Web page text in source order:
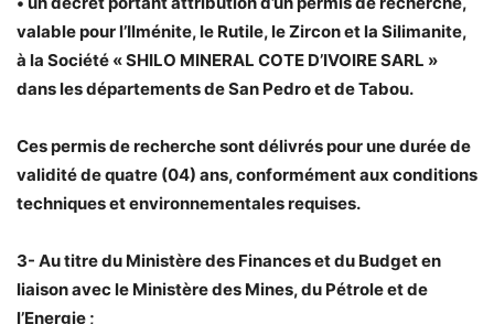
valable pour l’Ilménite, le Rutile, le Zircon et la Silimanite,
à la Société « SHILO MINERAL COTE D’IVOIRE SARL »
dans les départements de San Pedro et de Tabou.
Ces permis de recherche sont délivrés pour une durée de
validité de quatre (04) ans, conformément aux conditions
techniques et environnementales requises.
3- Au titre du Ministère des Finances et du Budget en
liaison avec le Ministère des Mines, du Pétrole et de
l’Energie ;